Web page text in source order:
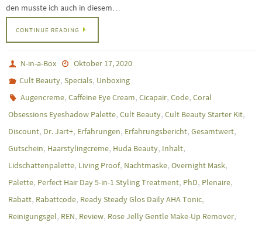
den musste ich auch in diesem…
CONTINUE READING
N-in-a-Box
Oktober 17, 2020
Cult Beauty,Specials, Unboxing
Augencreme,Caffeine Eye Cream,Cicapair,Code,Coral
Obsessions Eyeshadow Palette, Cult Beauty, Cult Beauty Starter Kit,
Discount, Dr. Jart+, Erfahrungen, Erfahrungsbericht, Gesamtwert,
Gutschein, Haarstylingcreme, Huda Beauty, Inhalt,
Lidschattenpalette, Living Proof, Nachtmaske, Overnight Mask,
Palette, Perfect Hair Day 5-in-1 Styling Treatment, PhD, Plenaire,
Rabatt, Rabattcode, Ready Steady Glos Daily AHA Tonic,
Reinigungsgel, REN, Review, Rose Jelly Gentle Make-Up Remover,